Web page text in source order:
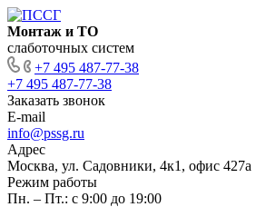
Монтаж и ТО
слаботочных систем
+7 495 487-77-38
+7 495 487-77-38
Заказать звонок
E-mail
info@pssg.ru
Адрес
Москва, ул. Садовники, 4к1, офис 427а
Режим работы
Пн. – Пт.: с 9:00 до 19:00